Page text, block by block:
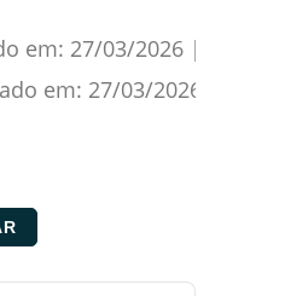
em: 27/03/2026 |
em: 27/03/2026